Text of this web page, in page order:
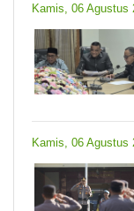
Kamis, 06 Agustus
Kamis, 06 Agustus